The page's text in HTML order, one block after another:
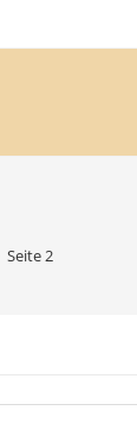
Seite 2